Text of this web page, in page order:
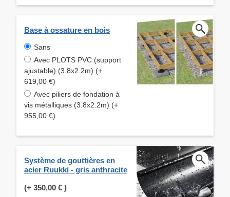
Base à ossature en bois
Sans
Avec PLOTS PVC (support
ajustable) (3.8x2.2m) (+
619,00 €)
Avec piliers de fondation à
vis métalliques (3.8x2.2m) (+
955,00 €)
Système de gouttières en
acier Ruukki - gris anthracite
(+ 350,00 € )